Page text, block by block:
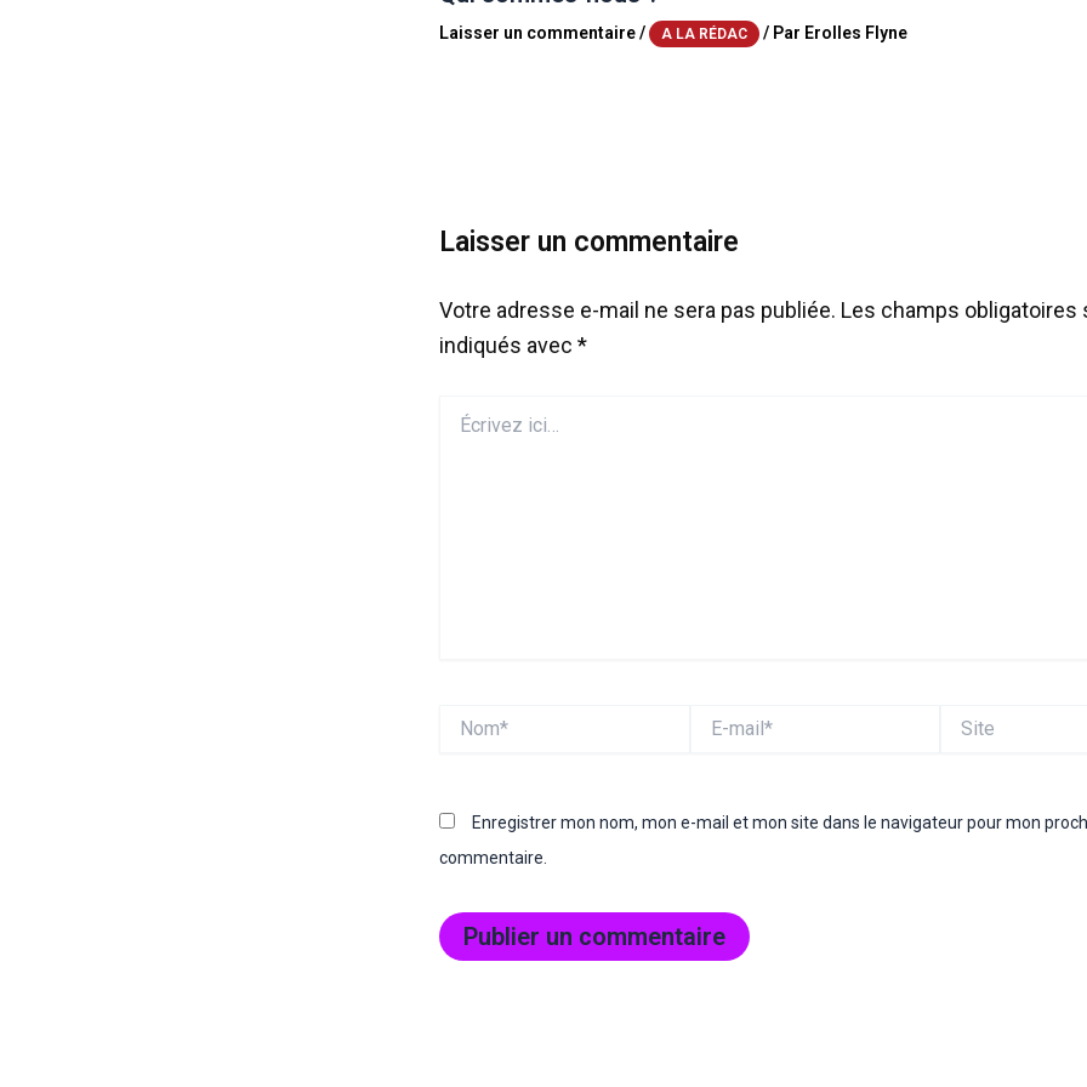
Laisser un commentaire/ A LA RÉDAC / Par Erolles Flyne
Laisser un commentaire
Votre adresse e-mail ne sera pas publiée. Les champs obligatoires
indiqués avec *
ici…
mail*
Enregistrer mon nom, mon e-mail et mon site dans le navigateur pour mon
commentaire.